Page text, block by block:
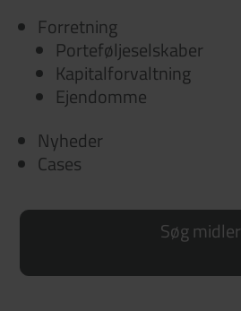
Forretning
Porteføljeselskaber
Kapitalforvaltning
Ejendomme
Nyheder
Cases
Søg midler